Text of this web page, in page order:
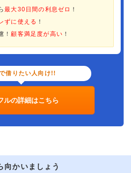
最大30日間の利息ゼロ ！
ずに使える ！
！顧客満足度が高い ！
借りたい人向け!!
ルの詳細はこちら
向かいましょう